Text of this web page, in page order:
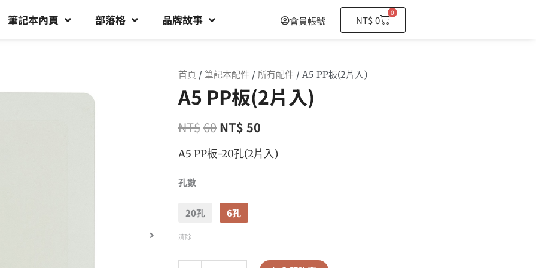
筆記本內頁 部落格 品牌故事 會員帳號 NT$0
0
購
物
首頁 / 筆記本配件 / 所有配件 / A5 PP板(2片入)
A5 PP板(2片入)
NT$60 NT$ 50
A5 PP板-20孔(2片入)
孔數
20孔 6孔
清除